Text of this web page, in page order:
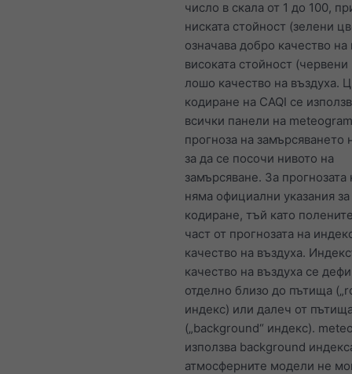
число в скала от 1 до 100,
ниската стойност (зелени
означава добро качество на
високата стойност
лошо качество на въздуха.
кодиране на CAQI се
всички панели на
прогноза на замърсяването
за да се посочи нивото на
замърсяване. За
няма официални указания
кодиране, тъй като
част от прогнозата на
качество на въздуха.
качество на въздуха се
отделно близо до пътища
индекс) или далеч от
(„background“ индекс).
използва background
атмосферните модели не